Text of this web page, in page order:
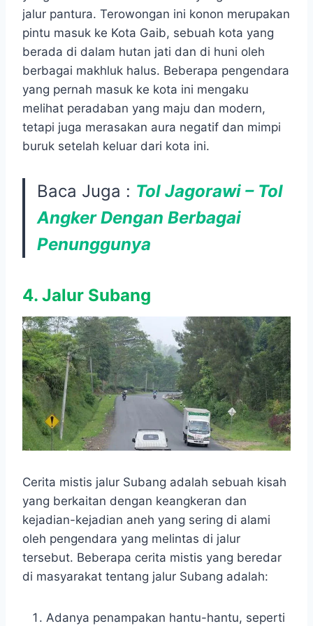
jalur pantura. Terowongan ini konon merupakan
pintu masuk ke Kota Gaib, sebuah kota yang
berada di dalam hutan jati dan di huni oleh
berbagai makhluk halus. Beberapa pengendara
yang pernah masuk ke kota ini mengaku
melihat peradaban yang maju dan modern,
tetapi juga merasakan aura negatif dan mimpi
buruk setelah keluar dari kota ini.
Baca Juga : Tol Jagorawi – Tol
Angker Dengan Berbagai
Penunggunya
4. Jalur Subang
Cerita mistis jalur Subang adalah sebuah kisah
yang berkaitan dengan keangkeran dan
kejadian-kejadian aneh yang sering di alami
oleh pengendara yang melintas di jalur
tersebut. Beberapa cerita mistis yang beredar
di masyarakat tentang jalur Subang adalah:
Adanya penampakan hantu-hantu, seperti